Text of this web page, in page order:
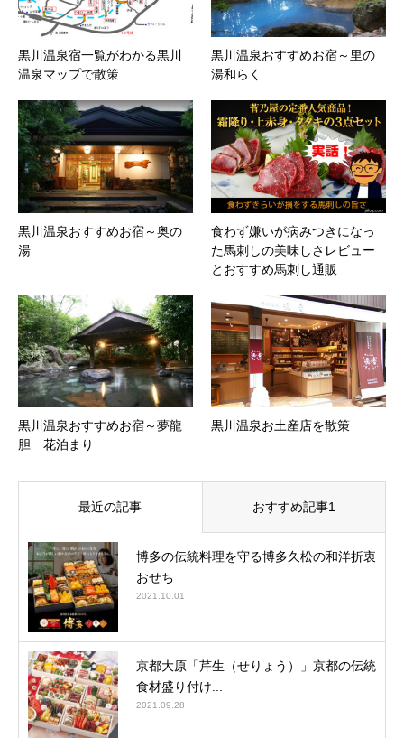
黒川温泉宿一覧がわかる黒川
温泉マップで散策
黒川温泉おすすめお宿～里の
湯和らく
黒川温泉おすすめお宿～奥の
湯
食わず嫌いが病みつきになっ
た馬刺しの美味しさレビュー
とおすすめ馬刺し通販
黒川温泉おすすめお宿～夢龍
胆 花泊まり
黒川温泉お土産店を散策
最近の記事 おすすめ記事1
博多の伝統料理を守る博多久松の和洋折衷
おせち
2021.10.01
京都大原「芹生（せりょう）」京都の伝統
食材盛り付け...
2021.09.28